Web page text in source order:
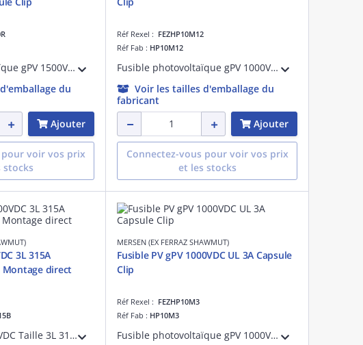
Fusible photovoltaïque gPV 1500VDC IEC 1500VDC UL Taille 10x85 20A Avec Capsule Pour Clip
du
Ajouter
voir vos prix
stocks
Réf Rexel : FEZHP10M12
Réf Fab : HP10M12
Fusible photovoltaïque gPV 1000VDC UL 12A Avec Capsule Pour Clip
Voir les tailles d'emballage du
fabricant
Ajouter
Connectez-vous pour voir vos prix
et les stocks
3L 315A
direct
Fusible gBAT 1500VDC Taille 3L 315A Avec Couteaux type DIN Pour Montage direct
MERSEN (EX FERRAZ SHAWMUT)
Fusible PV gPV 1000VDC UL 3A Capsule
Clip
Réf Rexel : FEZHP10M3
Réf Fab : HP10M3
Fusible photovoltaïque gPV 1000VDC UL 3A Avec Capsule Pour Clip